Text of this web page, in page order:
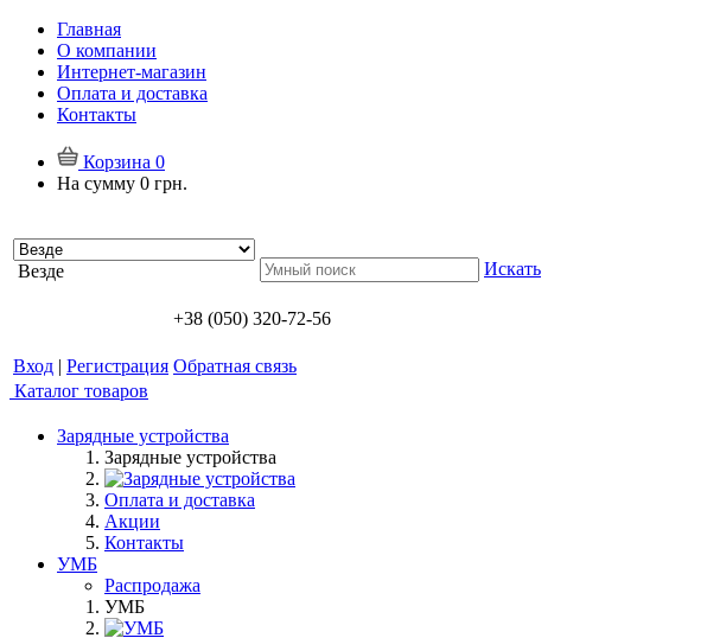
Главная
О компании
Интернет-магазин
Оплата и доставка
Контакты
Корзина 0
На сумму 0 грн.
Везде Искать
+38 (050) 320-72-56
Вход | Регистрация Обратная связь
Каталог товаров
Зарядные устройства
Зарядные устройства
Оплата и доставка
Акции
Контакты
УМБ
Распродажа
УМБ